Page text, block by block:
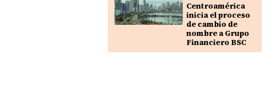
Centroamérica
inicia el proceso
de cambio de
nombre a Grupo
Financiero BSC